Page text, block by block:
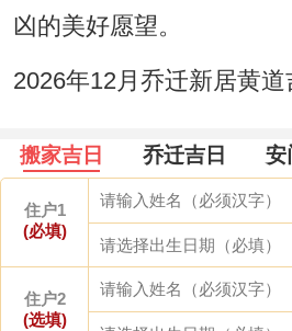
凶的美好愿望。
2026年12月乔迁新居黄
搬家吉日 乔迁吉日 安
住户1
(必填)
住户2
(选填)